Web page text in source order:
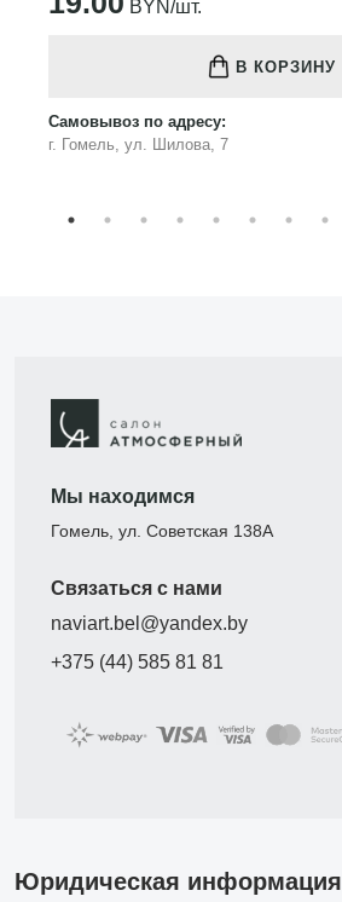
BYN/шт.
В КОРЗИНУ
Самовывоз по адресу:
г. Гомель, ул. Шилова, 7
Мы находимся
Гомель, ул. Советская 138А
Связаться с нами
naviart.bel@yandex.by
+375 (44) 585 81 81
Юридическая информация